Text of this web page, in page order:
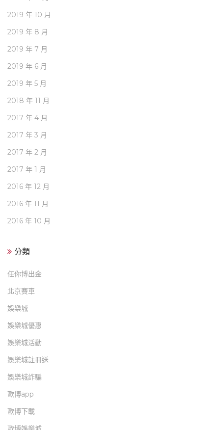
2019 年 10 月
2019 年 8 月
2019 年 7 月
2019 年 6 月
2019 年 5 月
2018 年 11 月
2017 年 4 月
2017 年 3 月
2017 年 2 月
2017 年 1 月
2016 年 12 月
2016 年 11 月
2016 年 10 月
分類
任你博出金
北京賽車
娛樂城
娛樂城優惠
娛樂城活動
娛樂城註冊送
娛樂城詐騙
歐博app
歐博下載